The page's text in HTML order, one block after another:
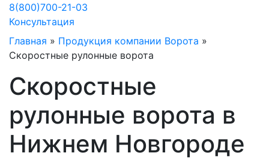
8(800)700-21-03
Консультация
Главная » Продукция компании Ворота »
Скоростные рулонные ворота
Скоростные
рулонные ворота в
Нижнем Новгороде